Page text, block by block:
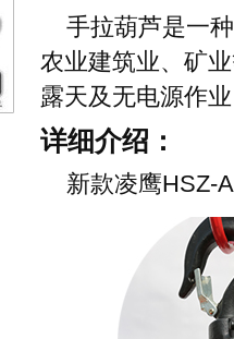
手拉葫芦是一
农业建筑业、矿
露天及无电源作
详细介绍：
新款凌鹰HSZ-